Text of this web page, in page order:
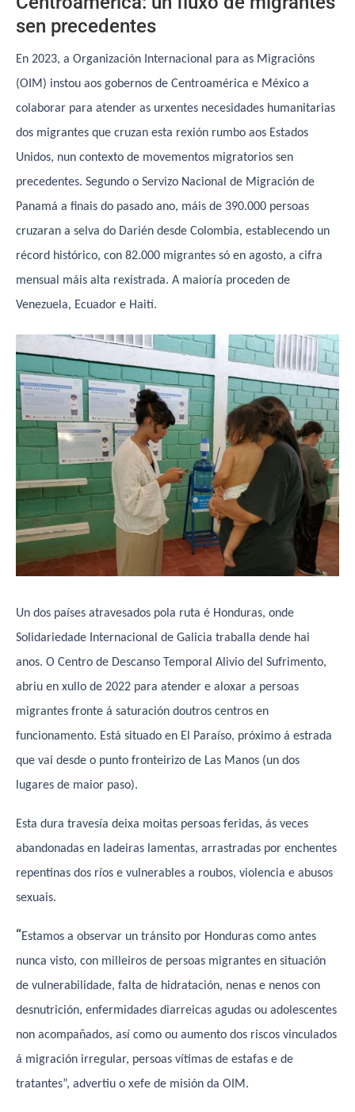
sen precedentes
En 2023, a Organización Internacional para as Migracións
(OIM) instou aos gobernos de Centroamérica e México a
colaborar para atender as urxentes necesidades humanitarias
dos migrantes que cruzan esta rexión rumbo aos Estados
Unidos, nun contexto de movementos migratorios sen
precedentes. Segundo o Servizo Nacional de Migración de
Panamá a finais do pasado ano, máis de 390.000 persoas
cruzaran a selva do Darién desde Colombia, establecendo un
récord histórico, con 82.000 migrantes só en agosto, a cifra
mensual máis alta rexistrada. A maioría proceden de
Venezuela, Ecuador e Haití.
Un dos países atravesados pola ruta é Honduras, onde
Solidariedade Internacional de Galicia traballa dende hai
anos. O Centro de Descanso Temporal Alivio del Sufrimento,
abriu en xullo de 2022 para atender e aloxar a persoas
migrantes fronte á saturación doutros centros en
funcionamento. Está situado en El Paraíso, próximo á estrada
que vai desde o punto fronteirizo de Las Manos (un dos
lugares de maior paso).
Esta dura travesía deixa moitas persoas feridas, ás veces
abandonadas en ladeiras lamentas, arrastradas por enchentes
repentinas dos ríos e vulnerables a roubos, violencia e abusos
sexuais.
“Estamos a observar un tránsito por Honduras como antes
nunca visto, con milleiros de persoas migrantes en situación
de vulnerabilidade, falta de hidratación, nenas e nenos con
desnutrición, enfermidades diarreicas agudas ou adolescentes
non acompañados, así como ou aumento dos riscos vinculados
á migración irregular, persoas vítimas de estafas e de
tratantes”, advertiu o xefe de misión da OIM.